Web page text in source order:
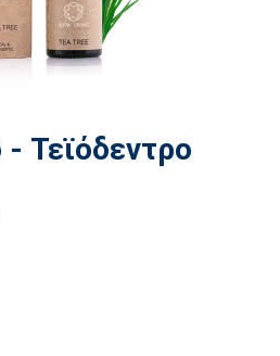
- Τεϊόδεντρο